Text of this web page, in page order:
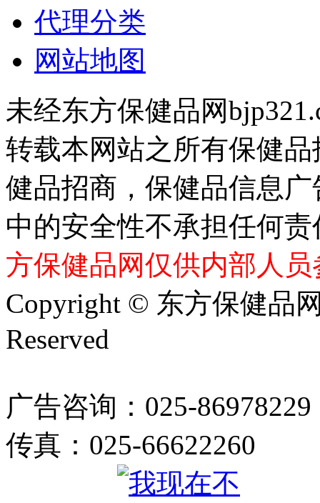
代理分类
网站地图
未经东方保健品网
转载本网站之所有保健
健品招商，保健品信息
中的安全性不承担任何
方保健品网仅供内部人
Copyright © 东方保健品
Reserved
广告咨询：025-86978229
传真：025-66622260